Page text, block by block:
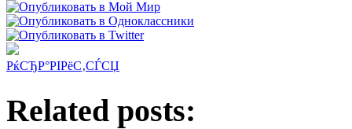
РќСЂР°РІРёС‚СЃСЏ
Related posts: